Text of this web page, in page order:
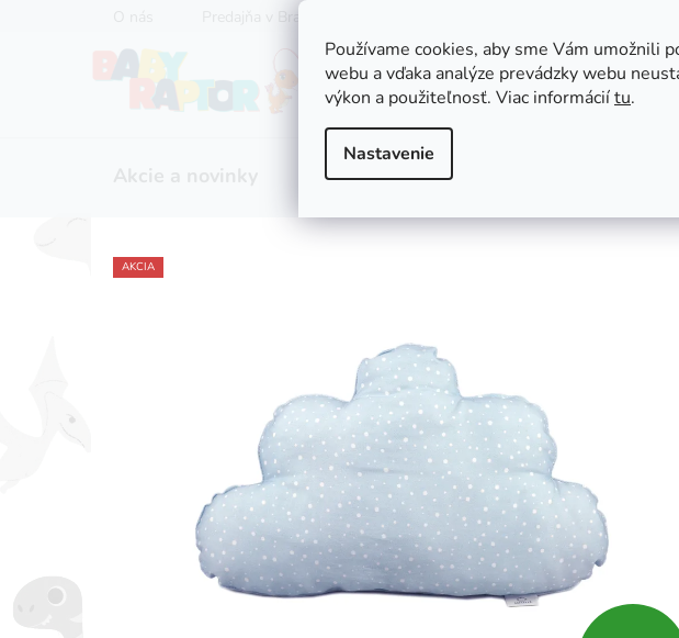
Používame cookies, aby sme Vám umožnili
webu a vďaka analýze prevádzky webu
výkon a použiteľnosť. Viac informáciítu.
Nastavenie
Predajňa v Bratislave
Zľavy Kočíky
AKCIA